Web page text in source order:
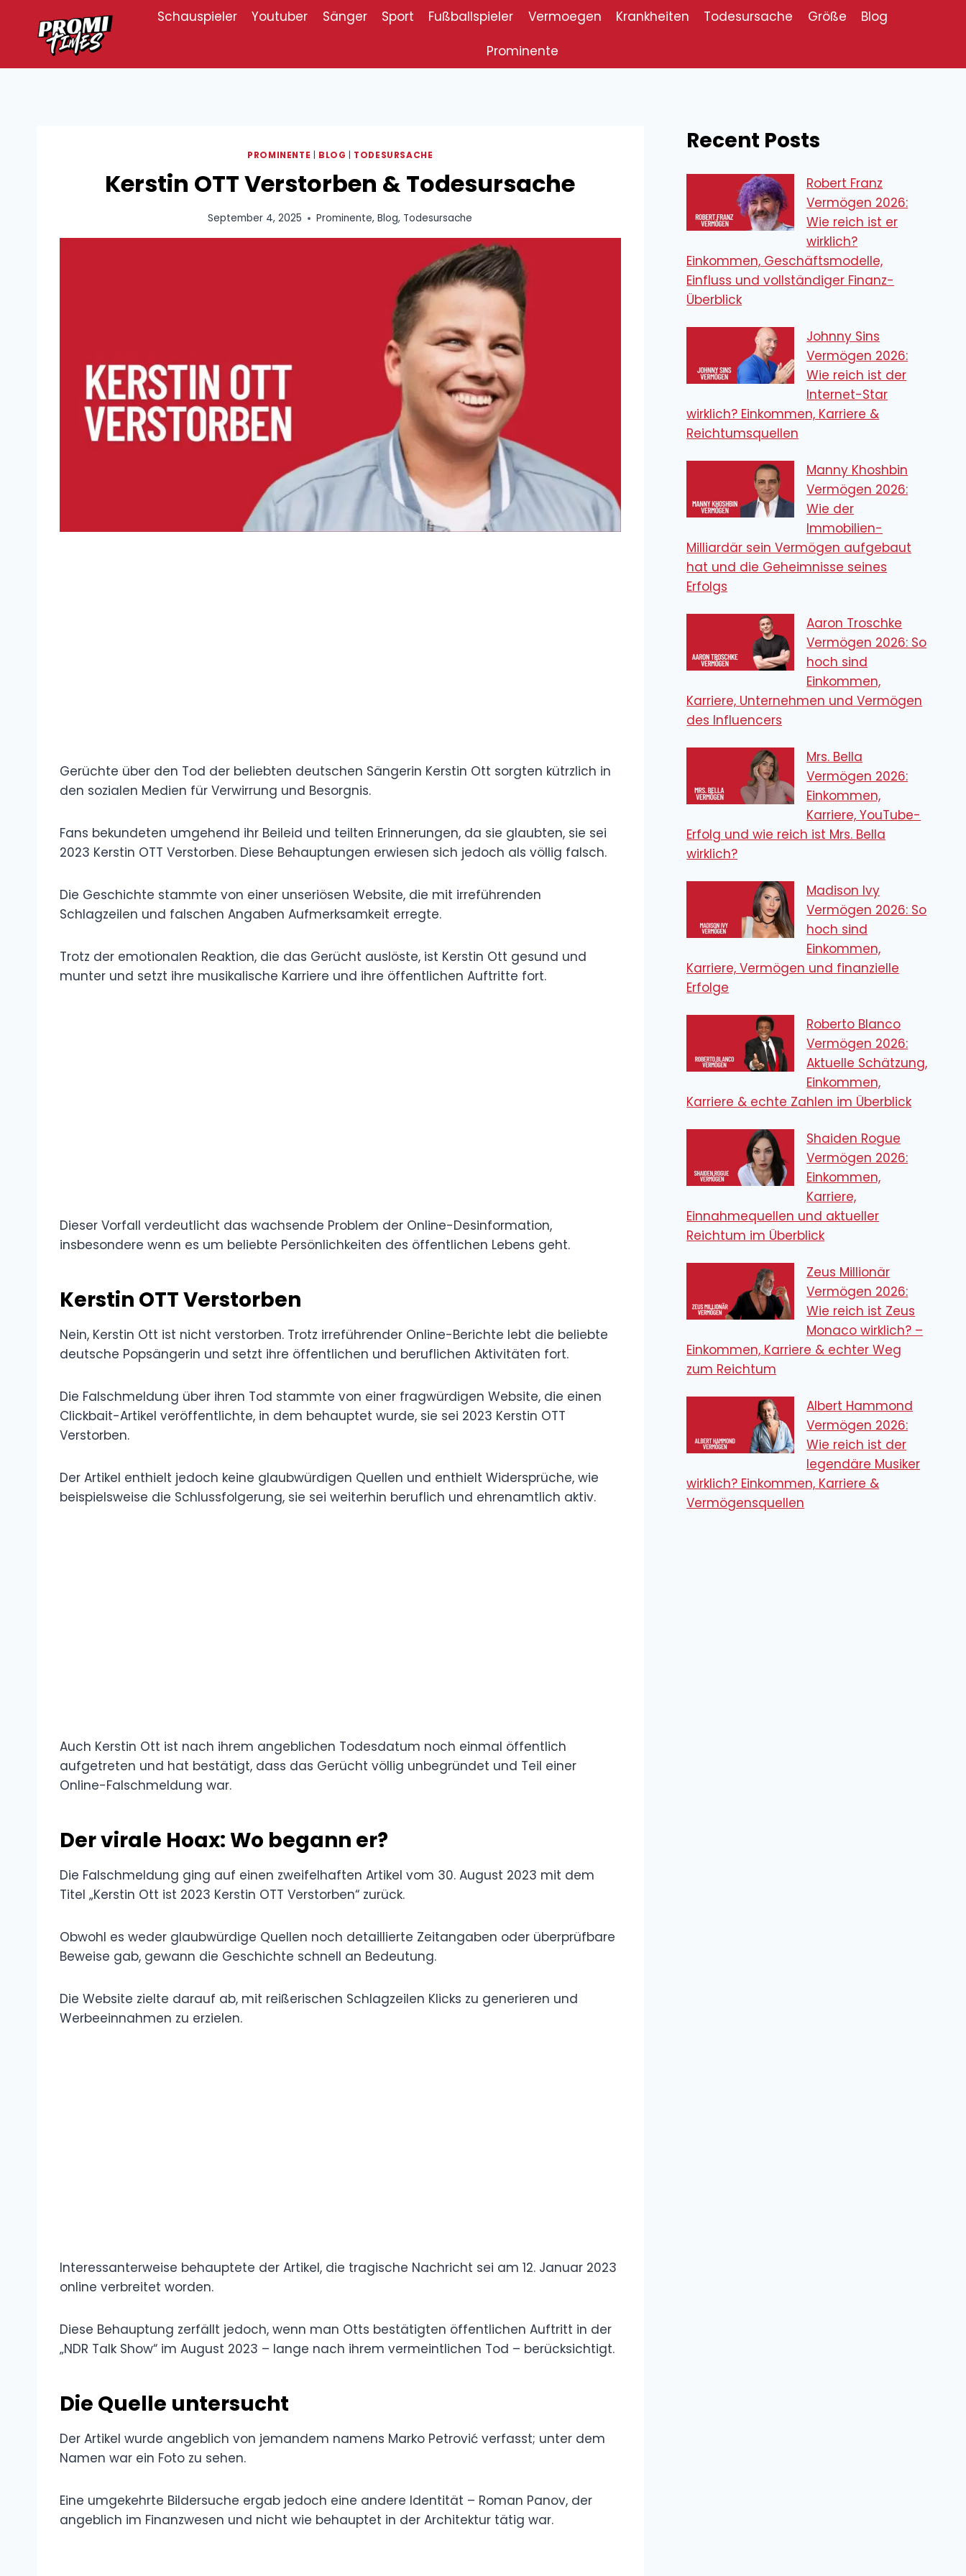
springen
Schauspieler Youtuber Sänger Sport Fußballspieler Vermoegen Krankheiten Todesursache Größe
Blog
Prominente
PROMINENTE BLOG TODESURSACHE
Kerstin OTT Verstorben & Todesursache
September 4, 2025 Prominente,Blog, Todesursache
Gerüchte über den Tod der beliebten deutschen Sängerin Kerstin Ott sorgten kütrzlich in
den sozialen Medien für Verwirrung und Besorgnis.
Fans bekundeten umgehend ihr Beileid und teilten Erinnerungen, da sie glaubten, sie sei
2023 Kerstin OTT Verstorben. Diese Behauptungen erwiesen sich jedoch als völlig falsch.
Die Geschichte stammte von einer unseriösen Website, die mit irreführenden
Schlagzeilen und falschen Angaben Aufmerksamkeit erregte.
Trotz der emotionalen Reaktion, die das Gerücht auslöste, ist Kerstin Ott gesund und
munter und setzt ihre musikalische Karriere und ihre öffentlichen Auftritte fort.
Dieser Vorfall verdeutlicht das wachsende Problem der Online-Desinformation,
insbesondere wenn es um beliebte Persönlichkeiten des öffentlichen Lebens geht.
Kerstin OTT Verstorben
Nein, Kerstin Ott ist nicht verstorben. Trotz irreführender Online-Berichte lebt die beliebte
deutsche Popsängerin und setzt ihre öffentlichen und beruflichen Aktivitäten fort.
Die Falschmeldung über ihren Tod stammte von einer fragwürdigen Website, die einen
Clickbait-Artikel veröffentlichte, in dem behauptet wurde, sie sei 2023 Kerstin OTT
Verstorben.
Der Artikel enthielt jedoch keine glaubwürdigen Quellen und enthielt Widersprüche, wie
beispielsweise die Schlussfolgerung, sie sei weiterhin beruflich und ehrenamtlich aktiv.
Auch Kerstin Ott ist nach ihrem angeblichen Todesdatum noch einmal öffentlich
aufgetreten und hat bestätigt, dass das Gerücht völlig unbegründet und Teil einer
Online-Falschmeldung war.
Der virale Hoax: Wo begann er?
Die Falschmeldung ging auf einen zweifelhaften Artikel vom 30. August 2023 mit dem
Titel „Kerstin Ott ist 2023 Kerstin OTT Verstorben“ zurück.
Obwohl es weder glaubwürdige Quellen noch detaillierte Zeitangaben oder überprüfbare
Beweise gab, gewann die Geschichte schnell an Bedeutung.
Die Website zielte darauf ab, mit reißerischen Schlagzeilen Klicks zu generieren und
Werbeeinnahmen zu erzielen.
Interessanterweise behauptete der Artikel, die tragische Nachricht sei am 12. Januar 2023
online verbreitet worden.
Diese Behauptung zerfällt jedoch, wenn man Otts bestätigten öffentlichen Auftritt in der
„NDR Talk Show“ im August 2023 – lange nach ihrem vermeintlichen Tod – berücksichtigt.
Die Quelle untersucht
Der Artikel wurde angeblich von jemandem namens Marko Petrović verfasst; unter dem
Namen war ein Foto zu sehen.
Eine umgekehrte Bildersuche ergab jedoch eine andere Identität – Roman Panov, der
angeblich im Finanzwesen und nicht wie behauptet in der Architektur tätig war.
Recent Posts
Robert Franz
Vermögen 2026:
Wie reich ist er
wirklich?
Einkommen, Geschäftsmodelle,
Einfluss und vollständiger Finanz-
Überblick
Johnny Sins
Vermögen 2026:
Wie reich ist der
Internet-Star
wirklich? Einkommen, Karriere &
Reichtumsquellen
Manny Khoshbin
Vermögen 2026:
Wie der
Immobilien-
Milliardär sein Vermögen aufgebaut
hat und die Geheimnisse seines
Erfolgs
Aaron Troschke
Vermögen 2026: So
hoch sind
Einkommen,
Karriere, Unternehmen und Vermögen
des Influencers
Mrs. Bella
Vermögen 2026:
Einkommen,
Karriere, YouTube-
Erfolg und wie reich ist Mrs. Bella
wirklich?
Madison Ivy
Vermögen 2026: So
hoch sind
Einkommen,
Karriere, Vermögen und finanzielle
Erfolge
Roberto Blanco
Vermögen 2026:
Aktuelle Schätzung,
Einkommen,
Karriere & echte Zahlen im Überblick
Shaiden Rogue
Vermögen 2026:
Einkommen,
Karriere,
Einnahmequellen und aktueller
Reichtum im Überblick
Zeus Millionär
Vermögen 2026:
Wie reich ist Zeus
Monaco wirklich? –
Einkommen, Karriere & echter Weg
zum Reichtum
Albert Hammond
Vermögen 2026:
Wie reich ist der
legendäre Musiker
wirklich? Einkommen, Karriere &
Vermögensquellen